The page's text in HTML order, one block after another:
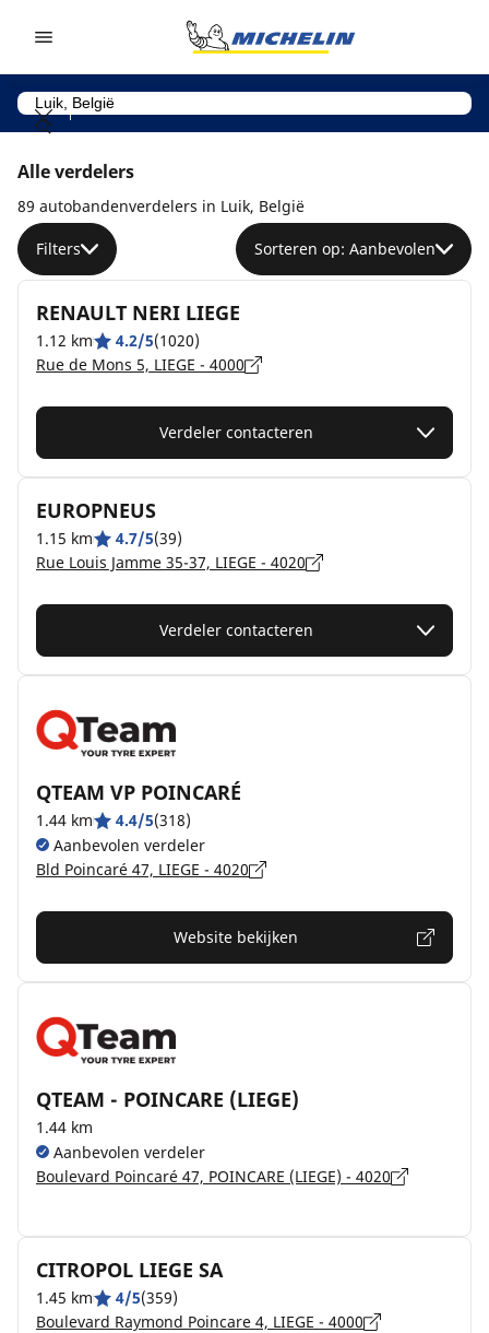
Alle verdelers
89 autobandenverdelers in Luik, België
Filters Sorteren op: Aanbevolen
RENAULT NERI LIEGE
1.12 km 4.2/5(1020)
Rue de Mons 5, LIEGE - 4000
Verdeler contacteren
EUROPNEUS
1.15 km 4.7/5(39)
Rue Louis Jamme 35-37, LIEGE - 4020
Verdeler contacteren
QTEAM VP POINCARÉ
1.44 km 4.4/5(318)
Aanbevolen verdeler
Bld Poincaré 47, LIEGE - 4020
Website bekijken
QTEAM - POINCARE (LIEGE)
1.44 km
Aanbevolen verdeler
Boulevard Poincaré 47, POINCARE (LIEGE) - 4020
CITROPOL LIEGE SA
1.45 km 4/5(359)
Boulevard Raymond Poincare 4, LIEGE - 4000